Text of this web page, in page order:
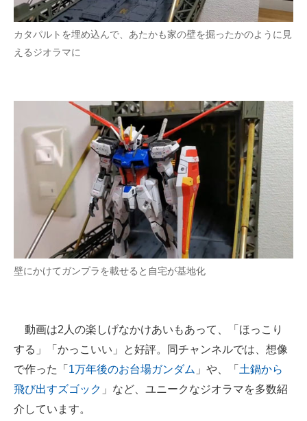
カタパルトを埋め込んで、あたかも家の壁を掘ったかのように見
えるジオラマに
壁にかけてガンプラを載せると自宅が基地化
動画は2人の楽しげなかけあいもあって、「ほっこり
する」「かっこいい」と好評。同チャンネルでは、想像
で作った「 1万年後のお台場ガンダム 」や、「 土鍋から
飛び出すズゴック 」など、ユニークなジオラマを多数紹
介しています。